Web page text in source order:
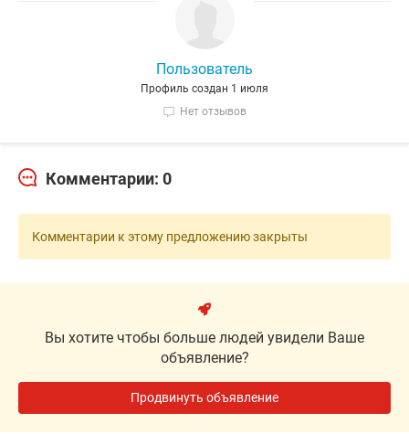
Пользователь
Профиль создан 1 июля
Нет отзывов
Комментарии: 0
Комментарии к этому предложению закрыты
Вы хотите чтобы больше людей увидели Ваше
объявление?
Продвинуть объявление